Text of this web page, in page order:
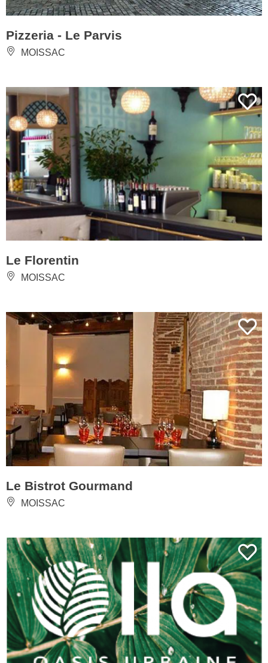
Pizzeria - Le Parvis
MOISSAC
Le Florentin
MOISSAC
Le Bistrot Gourmand
MOISSAC